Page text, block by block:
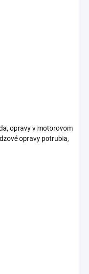
opravy v motorovom
opravy potrubia,